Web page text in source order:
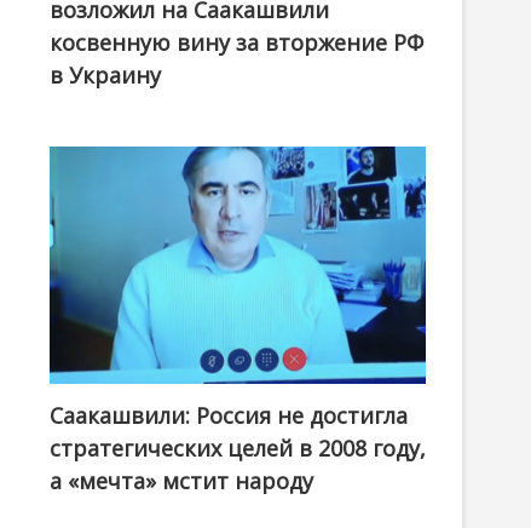
возложил на Саакашвили
косвенную вину за вторжение РФ
в Украину
Саакашвили: Россия не достигла
стратегических целей в 2008 году,
а «мечта» мстит народу